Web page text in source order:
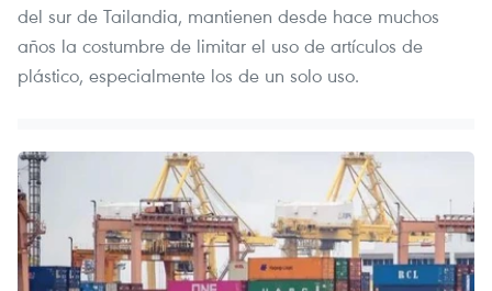
del sur de Tailandia, mantienen desde hace muchos
años la costumbre de limitar el uso de artículos de
plástico, especialmente los de un solo uso.